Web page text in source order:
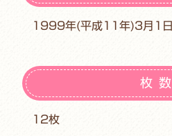
1999年(平成11年)3月1日
枚数
12枚